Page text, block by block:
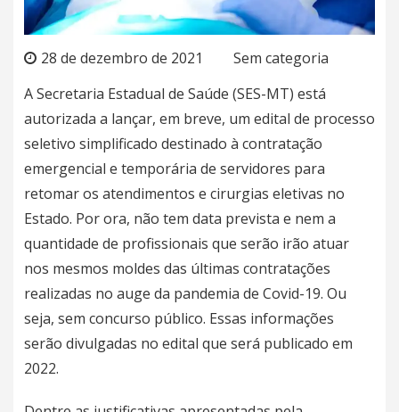
28 de dezembro de 2021
Sem categoria
A Secretaria Estadual de Saúde (SES-MT) está
autorizada a lançar, em breve, um edital de processo
seletivo simplificado destinado à contratação
emergencial e temporária de servidores para
retomar os atendimentos e cirurgias eletivas no
Estado. Por ora, não tem data prevista e nem a
quantidade de profissionais que serão irão atuar
nos mesmos moldes das últimas contratações
realizadas no auge da pandemia de Covid-19. Ou
seja, sem concurso público. Essas informações
serão divulgadas no edital que será publicado em
2022.